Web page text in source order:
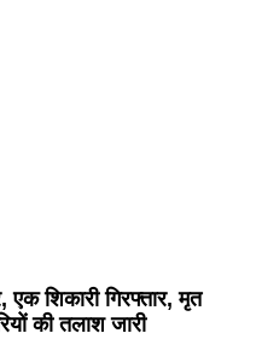
शिकारी गिरफ्तार, मृत
की तलाश जारी